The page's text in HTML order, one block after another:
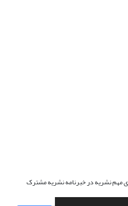
مهم نشریه در خبرنامه نشریه مشترک